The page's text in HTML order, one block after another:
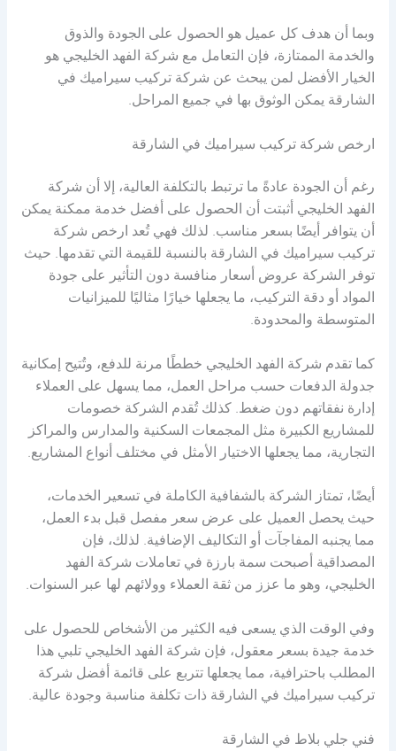
وبما أن هدف كل عميل هو الحصول على الجودة والذوق
والخدمة الممتازة، فإن التعامل مع شركة الفهد الخليجي هو
الخيار الأفضل لمن يبحث عن شركة تركيب سيراميك في
الشارقة يمكن الوثوق بها في جميع المراحل.
ارخص شركة تركيب سيراميك في الشارقة
رغم أن الجودة عادةً ما ترتبط بالتكلفة العالية، إلا أن شركة
الفهد الخليجي أثبتت أن الحصول على أفضل خدمة ممكنة يمكن
أن يتوافر أيضًا بسعر مناسب. لذلك فهي تُعد ارخص شركة
تركيب سيراميك في الشارقة بالنسبة للقيمة التي تقدمها. حيث
توفر الشركة عروض أسعار منافسة دون التأثير على جودة
المواد أو دقة التركيب، ما يجعلها خيارًا مثاليًا للميزانيات
المتوسطة والمحدودة.
كما تقدم شركة الفهد الخليجي خططًا مرنة للدفع، وتُتيح إمكانية
جدولة الدفعات حسب مراحل العمل، مما يسهل على العملاء
إدارة نفقاتهم دون ضغط. كذلك تُقدم الشركة خصومات
للمشاريع الكبيرة مثل المجمعات السكنية والمدارس والمراكز
التجارية، مما يجعلها الاختيار الأمثل في مختلف أنواع المشاريع.
أيضًا، تمتاز الشركة بالشفافية الكاملة في تسعير الخدمات،
حيث يحصل العميل على عرض سعر مفصل قبل بدء العمل،
مما يجنبه المفاجآت أو التكاليف الإضافية. لذلك، فإن
المصداقية أصبحت سمة بارزة في تعاملات شركة الفهد
الخليجي، وهو ما عزز من ثقة العملاء وولائهم لها عبر السنوات.
وفي الوقت الذي يسعى فيه الكثير من الأشخاص للحصول على
خدمة جيدة بسعر معقول، فإن شركة الفهد الخليجي تلبي هذا
المطلب باحترافية، مما يجعلها تتربع على قائمة أفضل شركة
تركيب سيراميك في الشارقة ذات تكلفة مناسبة وجودة عالية.
فني جلي بلاط في الشارقة